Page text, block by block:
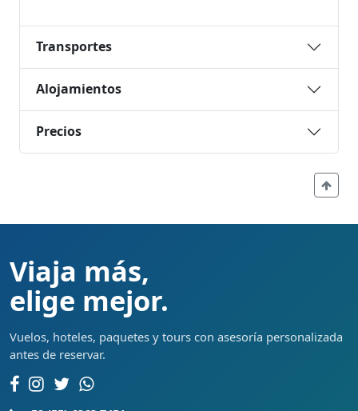
Transportes
Alojamientos
Precios
Viaja más,
elige mejor.
Vuelos, hoteles, paquetes y tours con asesoría personalizada
antes de reservar.